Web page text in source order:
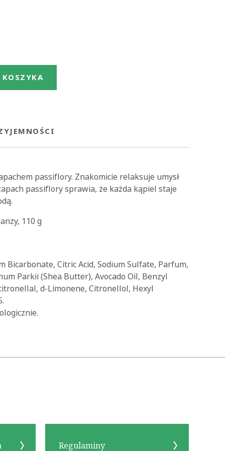
passiflory. Znakomicie relaksuje umysł
passiflory sprawia, że każda kąpiel staje
110 g
Bicarbonate, Citric Acid, Sodium Sulfate, Parfum,
Parkii (Shea Butter), Avocado Oil, Benzyl
d-Limonene, Citronellol, Hexyl
Regulaminy